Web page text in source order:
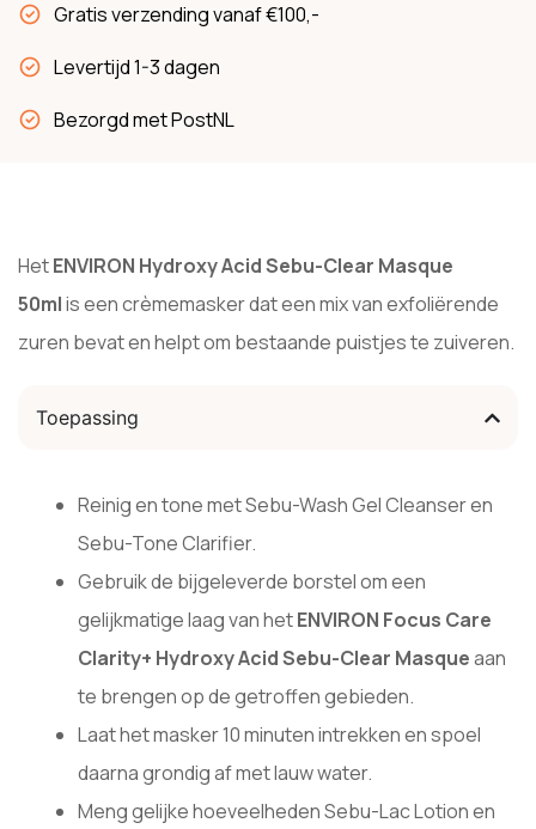
Gratis verzending vanaf €100,-
Levertijd 1-3 dagen
Bezorgd met PostNL
HetENVIRON Hydroxy Acid Sebu-Clear Masque
50mlis een crèmemasker dat een mix van exfoliërende
zuren bevat en helpt om bestaande puistjes te zuiveren.
Toepassing
Reinig en tone met Sebu-Wash Gel Cleanser en
Sebu-Tone Clarifier.
Gebruik de bijgeleverde borstel om een
gelijkmatige laag van hetENVIRON Focus Care
Clarity+ Hydroxy Acid Sebu-Clear Masqueaan
te brengen op de getroffen gebieden.
Laat het masker 10 minuten intrekken en spoel
daarna grondig af met lauw water.
Meng gelijke hoeveelheden Sebu-Lac Lotion en